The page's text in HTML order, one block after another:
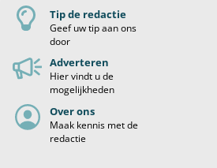
Tip de redactie
Geef uw tip aan ons
door
Adverteren
Hier vindt u de
mogelijkheden
Over ons
Maak kennis met de
redactie